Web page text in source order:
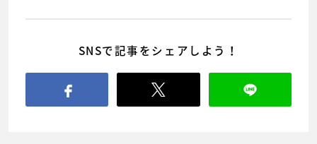
SNSで記事をシェアしよう！